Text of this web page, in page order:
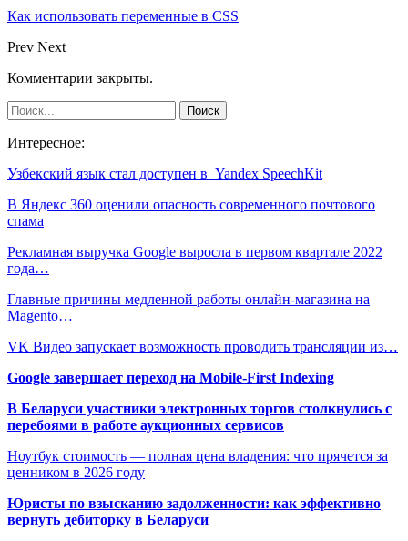
Как использовать переменные в CSS
Prev Next
Комментарии закрыты.
Интересное:
Узбекский язык стал доступен в Yandex SpeechKit
В Яндекс 360 оценили опасность современного почтового
спама
Рекламная выручка Google выросла в первом квартале 2022
года…
Главные причины медленной работы онлайн-магазина на
Magento…
VK Видео запускает возможность проводить трансляции из…
Google завершает переход на Mobile-First Indexing
В Беларуси участники электронных торгов столкнулись с
перебоями в работе аукционных сервисов
Ноутбук стоимость — полная цена владения: что прячется за
ценником в 2026 году
Юристы по взысканию задолженности: как эффективно
вернуть дебиторку в Беларуси